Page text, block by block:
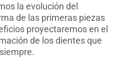
la evolución del
de las primeras piezas
proyectaremos en el
de los dientes que